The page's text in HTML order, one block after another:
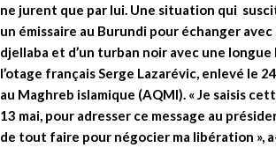
ne jurent que par lui. Une situation qui
un émissaire au Burundi pour échanger
djellaba et d’un turban noir avec une
l’otage français Serge Lazarévic, enlevé le
au Maghreb islamique (AQMI). « Je saisis
13 mai, pour adresser ce message au
de tout faire pour négocier ma libération »,